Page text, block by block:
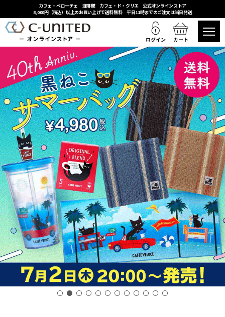
カフェ・ベローチェ 珈琲館 カフェ・ド・クリエ 公式オンラインストア
5,000円（税込）以上のお買い上げで送料無料 平日11時までのご注文は当日発送
ログイン カート